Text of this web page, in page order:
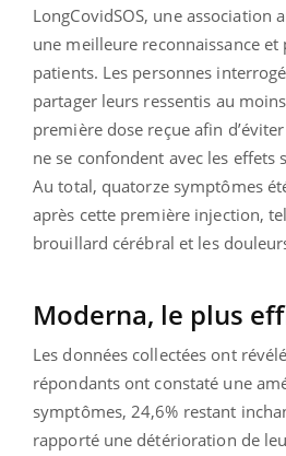
LongCovidSOS, une association
une meilleure reconnaissance et
patients. Les personnes
partager leurs ressentis au
première dose reçue afin
ne se confondent avec les effets
Au total, quatorze symptômes
après cette première injection,
brouillard cérébral et les
Moderna, le plus
Les données collectées ont
répondants ont constaté une
symptômes, 24,6% restant
rapporté une détérioration de